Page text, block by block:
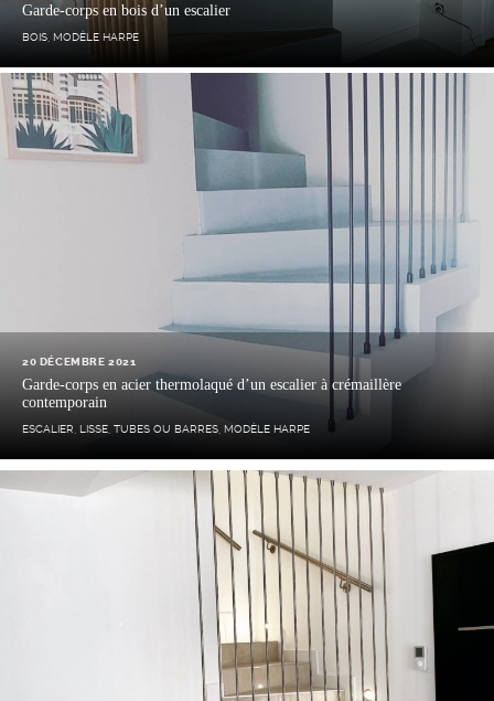
Garde-corps en bois d’un escalier
BOIS MODÈLE HARPE
20 DÉCEMBRE 2021
Garde-corps en acier thermolaqué d’un escalier à crémaillère
contemporain
ESCALIER LISSE, TUBES OU BARRES MODÈLE HARPE